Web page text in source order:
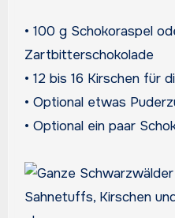
• 100 g Schokoraspel
Zartbitterschokolade
• 12 bis 16 Kirschen für
• Optional etwas
• Optional ein paar